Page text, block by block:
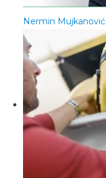
Nermin